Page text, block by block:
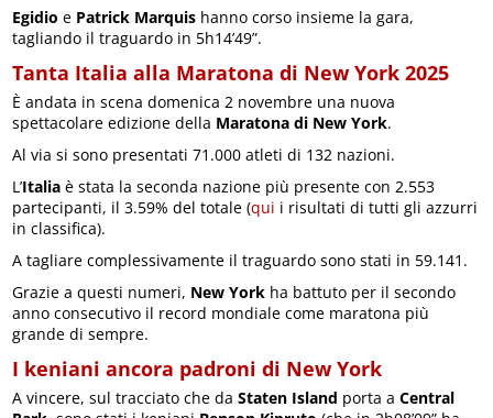
Egidio e Patrick Marquis hanno corso insieme la gara,
tagliando il traguardo in 5h14’49”.
Tanta Italia alla Maratona di New York 2025
È andata in scena domenica 2 novembre una nuova
spettacolare edizione della Maratona di New York.
Al via si sono presentati 71.000 atleti di 132 nazioni.
L’Italia è stata la seconda nazione più presente con 2.553
partecipanti, il 3.59% del totale (qui i risultati di tutti gli azzurri
in classifica).
A tagliare complessivamente il traguardo sono stati in 59.141.
Grazie a questi numeri, New York ha battuto per il secondo
anno consecutivo il record mondiale come maratona più
grande di sempre.
I keniani ancora padroni di New York
A vincere, sul tracciato che daStaten Island porta aCentral